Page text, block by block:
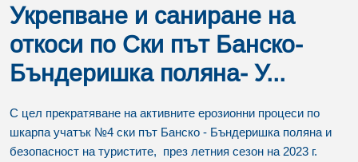
Укрепване и саниране на
откоси по Ски път Банско-
Бъндеришка поляна- У...
С цел прекратяване на активните ерозионни процеси по
шкарпа учатък №4 ски път Банско - Бъндеришка поляна и
безопасност на туристите, през летния сезон на 2023 г.